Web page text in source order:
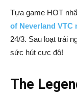
Tựa game HOT
of Neverland VTC
24/3. Sau loạt trải
sức hút cực độ!
The